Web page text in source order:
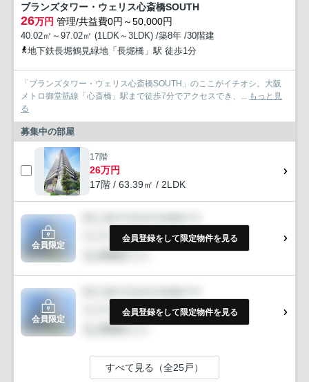
ブランズタワー・ウェリス心斎橋SOUTH
26万円 管理/共益費0円～50,000円
40.02㎡～97.02㎡ (1LDK～3LDK) /築8年 /30階建
地下鉄長堀鶴見緑地「長堀橋」駅 徒歩1分
「ブランズタワー・ウェリス心斎橋SOUTH」のここがイチオシ。大阪
メトロ御堂筋線「心斎橋」駅まで徒歩7分でアクセスでき、...
もっと見
る
募集中の部屋
17階
26万円
17階 / 63.39㎡ / 2LDK
会員限定
会員登録をして限定物件を見る
会員限定
会員登録をして限定物件を見る
すべて見る（全25戸）